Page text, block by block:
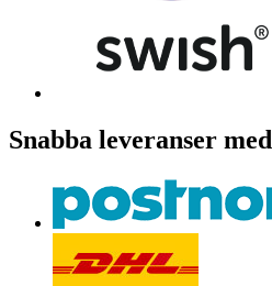
Snabba leveranser med